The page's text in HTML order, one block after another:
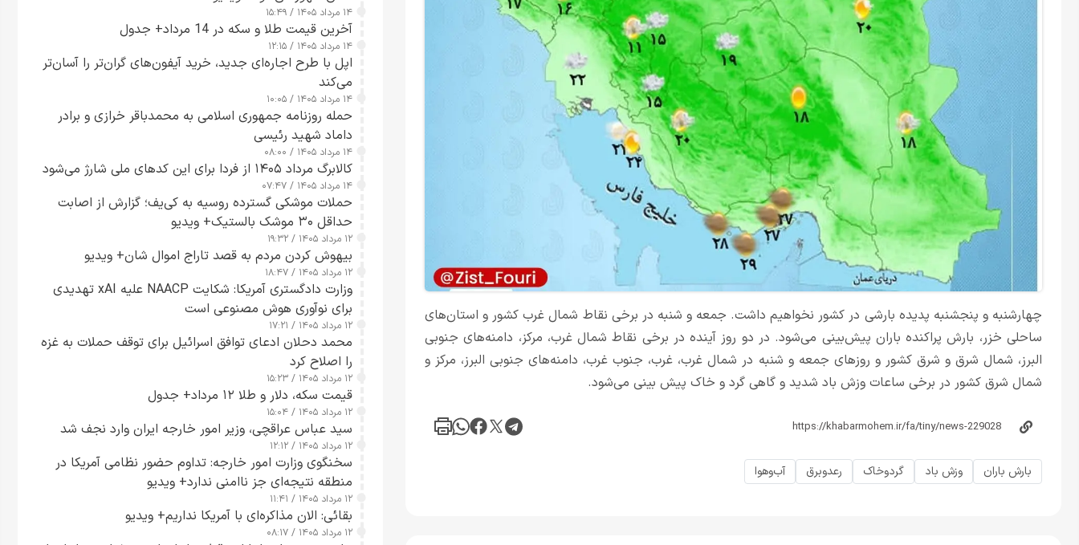
چهارشنبه و پنجشنبه پدیده بارشی در کشور نخواهیم داشت. جمعه و شنبه در برخی نقاط شمال غرب کشور و استان‌های
ساحلی خزر، بارش پراکنده باران پیش‌بینی می‌شود. در دو روز آینده در برخی نقاط شمال غرب، مرکز، دامنه‌های جنوبی
البرز، شمال شرق و شرق کشور و روزهای جمعه و شنبه در شمال غرب، غرب، جنوب غرب، دامنه‌های جنوبی البرز، مرکز و
شمال شرق کشور در برخی ساعات وزش باد شدید و گاهی گرد و خاک پیش بینی می‌شود.
بارش باران وزش باد گردوخاک رعدوبرق آب‌وهوا
۱۴ مرداد ۱۴۰۵ / ۱۵:۴۹
آخرین قیمت طلا و سکه در 14 مرداد+ جدول
۱۴ مرداد ۱۴۰۵ / ۱۲:۱۵
اپل با طرح اجاره‌ای جدید، خرید آیفون‌های گران‌تر را آسان‌تر
می‌کند
۱۴ مرداد ۱۴۰۵ / ۱۰:۰۵
حمله روزنامه جمهوری اسلامی به محمدباقر خرازی و برادر
داماد شهید رئیسی
۱۴ مرداد ۱۴۰۵ / ۰۸:۰۰
کالابرگ مرداد ۱۴۰۵ از فردا برای این کدهای ملی شارژ می‌شود
۱۴ مرداد ۱۴۰۵ / ۰۷:۴۷
حملات موشکی گسترده روسیه به کی‌یف؛ گزارش از اصابت
حداقل ۳۰ موشک بالستیک+ ویدیو
۱۲ مرداد ۱۴۰۵ / ۱۹:۳۲
بیهوش کردن مردم به قصد تاراج اموال شان+ ویدیو
۱۲ مرداد ۱۴۰۵ / ۱۸:۴۷
وزارت دادگستری آمریکا: شکایت NAACP علیه xAI تهدیدی
برای نوآوری هوش مصنوعی است
۱۲ مرداد ۱۴۰۵ / ۱۷:۲۱
محمد دحلان ادعای توافق اسرائیل برای توقف حملات به غزه
را اصلاح کرد
۱۲ مرداد ۱۴۰۵ / ۱۵:۲۳
قیمت سکه، دلار و طلا ۱۲ مرداد+ جدول
۱۲ مرداد ۱۴۰۵ / ۱۵:۰۴
سید عباس عراقچی، وزیر امور خارجه ایران وارد نجف شد
۱۲ مرداد ۱۴۰۵ / ۱۲:۱۲
سخنگوی وزارت امور خارجه: تداوم حضور نظامی آمریکا در
منطقه نتیجه‌ای جز ناامنی ندارد+ ویدیو
۱۲ مرداد ۱۴۰۵ / ۱۱:۴۱
بقائی: الان مذاکره‌ای با آمریکا نداریم+ ویدیو
۱۲ مرداد ۱۴۰۵ / ۰۸:۱۷